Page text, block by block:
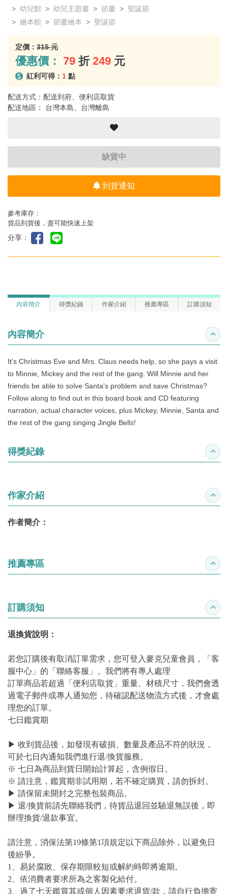
幼兒館
幼兒主題書 節慶
聖誕節
繪本館
節慶繪本 聖誕節
定價： 315 元
優惠價： 79 折 249 元
紅利可得： 1 點
配送方式：配送到府、便利店取貨
配送地區： 台灣本島、台灣離島
缺貨中
到貨通知
參考庫存：
貨品到貨後，盡可能快速上架
分享：
內容簡介 得獎紀錄 作家介紹 推薦專區 訂購須知
內容簡介 收合
It's Christmas Eve and Mrs. Claus needs help, so she pays a visit
to Minnie, Mickey and the rest of the gang. Will Minnie and her
friends be able to solve Santa's problem and save Christmas?
Follow along to find out in this board book and CD featuring
narration, actual character voices, plus Mickey, Minnie, Santa and
the rest of the gang singing Jingle Bells!
得獎紀錄 收合
作家介紹 收合
作者簡介：
推薦專區 收合
訂購須知 收合
退換貨說明：
若您訂購後有取消訂單需求，您可登入麥克兒童會員，「客
服中心」的「聯絡客服」。我們將有專人處理
訂單商品若超過「便利店取貨」重量、材積尺寸，我們會透
過電子郵件或專人通知您，待確認配送物流方式後，才會處
理您的訂單。
七日鑑賞期
▶ 收到貨品後，如發現有破損、數量及產品不符的狀況，
可於七日內通知我們進行退/換貨服務。
※ 七日為商品到貨日開始計算起，含例假日。
※ 請注意，鑑賞期非試用期，若不確定購買，請勿拆封。
▶ 請保留未開封之完整包裝商品。
▶ 退/換貨前請先聯絡我們，待貨品退回並驗退無誤後，即
辦理換貨/退款事宜。
請注意，消保法第19條第1項規定以下商品除外，以避免日
後紛爭。
1、易於腐敗、保存期限較短或解約時即將逾期。
2、依消費者要求所為之客製化給付。
3、過了七天鑑賞其或個人因素要求退貨/款，請自行負擔寄